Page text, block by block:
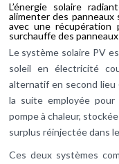
L’énergie solaire
alimenter des panneaux
avec une récupération
surchauffe des panneaux
Le système solaire PV
soleil en électricité
alternatif en second lieu
la suite employée pour
pompe à chaleur,
surplus réinjectée dans
Ces deux systèmes